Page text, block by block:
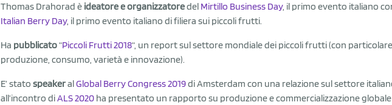
Thomas Drahorad è ideatore e organizzatoredel Mirtillo Business Day, il primo evento italiano
Italian Berry Day, il primo evento italiano di filiera sui piccoli frutti.
Ha pubblicato“Piccoli Frutti 2018“, un report sul settore mondiale dei piccoli frutti (con
produzione, consumo, varietà e innovazione).
E’ stato speakeralGlobal Berry Congress 2019di Amsterdam con una relazione sul settore
all’incontro diALS 2020 ha presentato un rapporto su produzione e commercializzazione